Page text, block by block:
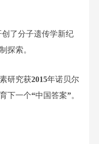
了分子遗传学新纪
探索。
研究获2015年诺贝尔
下一个“中国答案”。